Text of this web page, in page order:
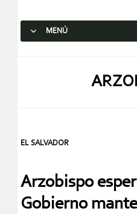
MENÚ
EL SALVADOR
Arzobispo
Gobierno